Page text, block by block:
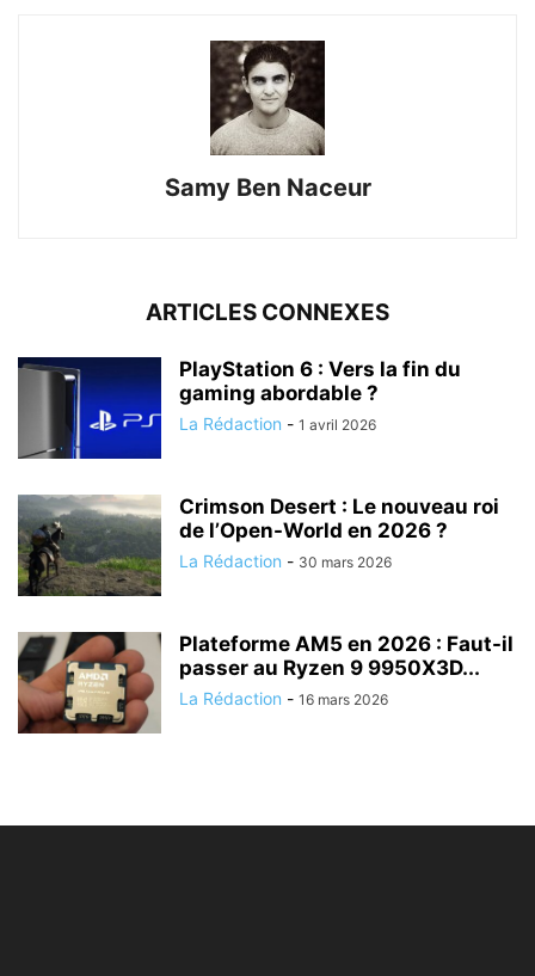
Samy Ben Naceur
ARTICLES CONNEXES
PlayStation 6 : Vers la fin du
gaming abordable ?
La Rédaction - 1 avril 2026
Crimson Desert : Le nouveau roi
de l’Open-World en 2026 ?
La Rédaction - 30 mars 2026
Plateforme AM5 en 2026 : Faut-il
passer au Ryzen 9 9950X3D...
La Rédaction - 16 mars 2026